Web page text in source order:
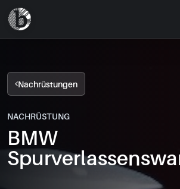
Nachrüsten
News
FAQ
Nachrüstungen
NACHRÜSTUNG
BMW